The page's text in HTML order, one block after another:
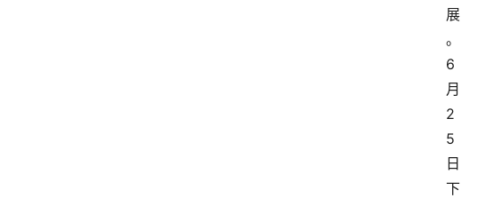
展
。
6
月
2
5
日
下